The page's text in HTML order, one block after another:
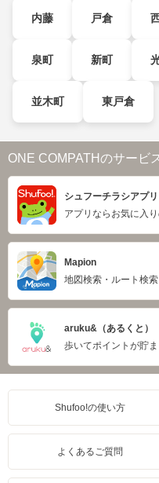
内藤 戸倉
泉町 新町
並木町 東戸倉
ONE COMPATHのサービ
シュフーチラシアプリ
アプリならお気に入
Mapion
地図検索・ルート検索
aruku&（あるくと）
歩いてポイントが貯
Shufoo!の使い方
よくあるご質問